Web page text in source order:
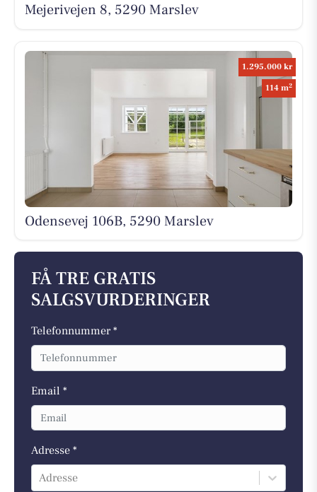
Mejerivejen 8, 5290 Marslev
1.295.000 kr
114 m2
Odensevej 106B, 5290 Marslev
FÅ TRE GRATIS
SALGSVURDERINGER
Telefonnummer *
Email *
Adresse *
Adresse